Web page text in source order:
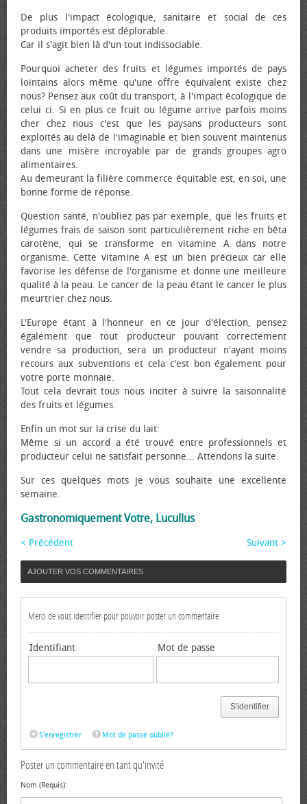
De plus l'impact écologique, sanitaire et social de ces
produits importés est déplorable.
Car il s'agit bien là d'un tout indissociable.
Pourquoi acheter des fruits et légumes importés de pays
lointains alors même qu'une offre équivalent existe chez
nous? Pensez aux coût du transport, à l'impact écologique de
celui ci. Si en plus ce fruit ou légume arrive parfois moins
cher chez nous c'est que les paysans producteurs sont
exploités au delà de l'imaginable et bien souvent maintenus
dans une misère incroyable par de grands groupes agro
alimentaires.
Au demeurant la filière commerce équitable est, en soi, une
bonne forme de réponse.
Question santé, n'oubliez pas par exemple, que les fruits et
légumes frais de saison sont particulièrement riche en bêta
carotène, qui se transforme en vitamine A dans notre
organisme. Cette vitamine A est un bien précieux car elle
favorise les défense de l'organisme et donne une meilleure
qualité à la peau. Le cancer de la peau étant le cancer le plus
meurtrier chez nous.
L'Europe étant à l'honneur en ce jour d'élection, pensez
également que tout producteur pouvant correctement
vendre sa production, sera un producteur n'ayant moins
recours aux subventions et cela c'est bon également pour
votre porte monnaie.
Tout cela devrait tous nous inciter à suivre la saisonnalité
des fruits et légumes.
Enfin un mot sur la crise du lait:
Même si un accord a été trouvé entre professionnels et
producteur celui ne satisfait personne... Attendons la suite.
Sur ces quelques mots je vous souhaite une excellente
semaine.
Gastronomiquement Votre, Lucullus
< Précédent Suivant >
AJOUTER VOS COMMENTAIRES
Merci de vous identifier pour pouvoir poster un commentaire
Identifiant Mot de passe
S'identifier
S'enregistrer Mot de passe oublié?
Poster un commentaire en tant qu'invité
Nom (Requis):